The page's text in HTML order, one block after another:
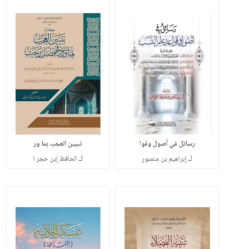
رسائل في أصول وقوا
لـإبراهيم بن منصور
تبيين العجب بما ور
لـ الحافظ إبن حجر ا